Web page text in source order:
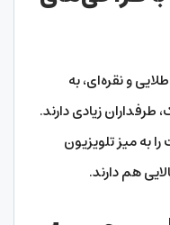
و نقره‌ای، به
زیادی دارند.
به میز تلویزیون
هم دارند.